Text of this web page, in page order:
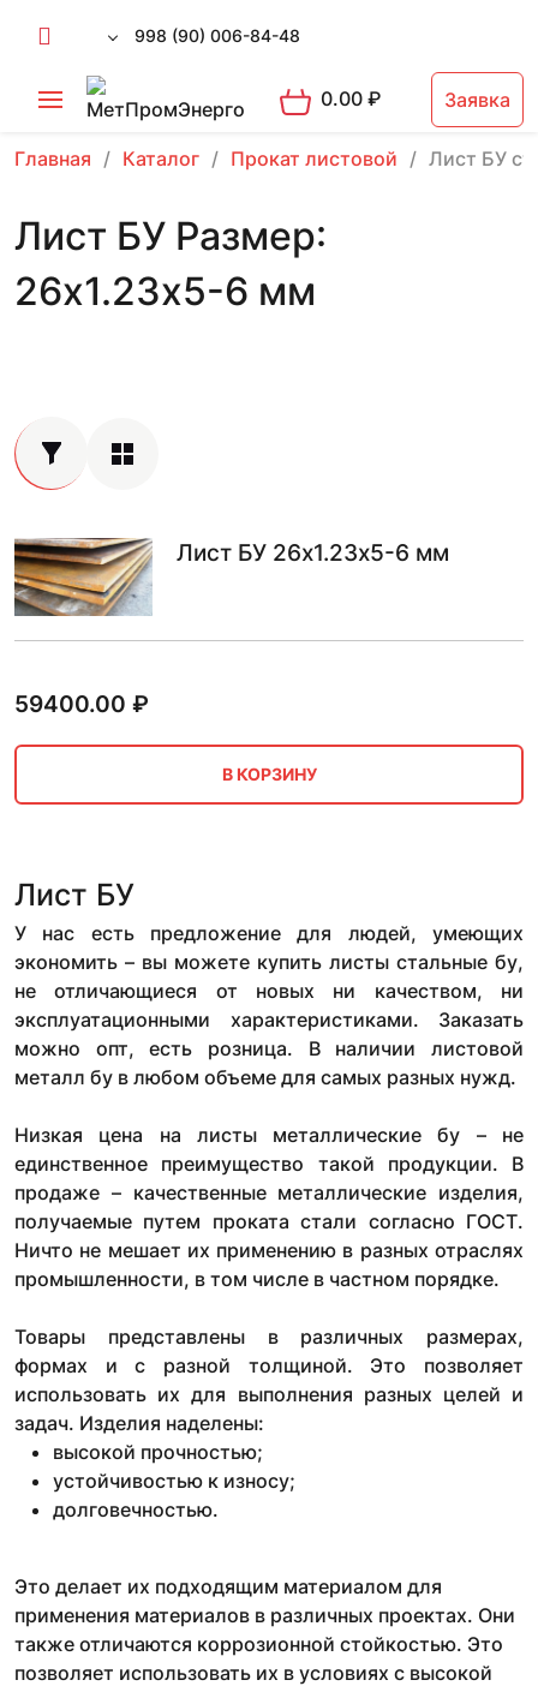
998 (90) 006-84-48
0.00₽ Заявка
Главная Каталог Прокат листовой Лист БУ
Лист БУ Размер:
26х1.23х5-6 мм
Лист БУ 26х1.23х5-6 мм
59400.00 ₽
В КОРЗИНУ
Лист БУ
У нас есть предложение для людей, умеющих
экономить – вы можете купить листы стальные бу,
не отличающиеся от новых ни качеством, ни
эксплуатационными характеристиками. Заказать
можно опт, есть розница. В наличии листовой
металл бу в любом объеме для самых разных нужд.
Низкая цена на листы металлические бу – не
единственное преимущество такой продукции. В
продаже – качественные металлические изделия,
получаемые путем проката стали согласно ГОСТ.
Ничто не мешает их применению в разных отраслях
промышленности, в том числе в частном порядке.
Товары представлены в различных размерах,
формах и с разной толщиной. Это позволяет
использовать их для выполнения разных целей и
задач. Изделия наделены:
высокой прочностью;
устойчивостью к износу;
долговечностью.
Это делает их подходящим материалом для
применения материалов в различных проектах. Они
также отличаются коррозионной стойкостью. Это
позволяет использовать их в условиях с высокой